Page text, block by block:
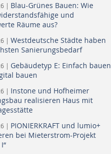
| Blau-Grünes Bauen: Wie
und
Räume aus?
| Westdeutsche Städte haben
Sanierungsbedarf
| Gebäudetyp E: Einfach bauen
bauen
| Instone und Hofheimer
realisieren Haus mit
| PIONIERKRAFT und lumio+
bei Mieterstrom-Projekt